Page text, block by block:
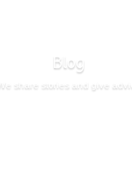
Blog
We share stories and give